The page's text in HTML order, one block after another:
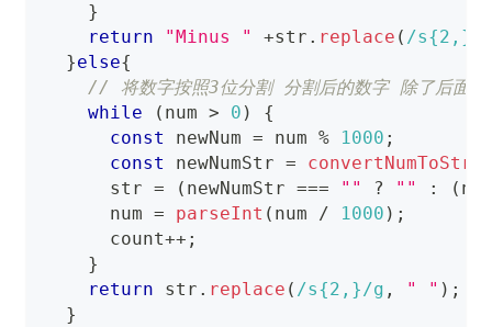
}
return
"Minus " +str . replace ( /s{2,}
}else{
// 将数字按照3位分割 分割后的数字 除了后面附
while
( num > 0 )
{
const
newNum = num % 1000 ;
const
newNumStr = convertNumToStr
      str
= ( newNumStr === "" ? "" : (
      num
= parseInt ( num / 1000 ) ;
      count
++ ;
}
return str . replace ( /s{2,}/g , " " ) ;
}